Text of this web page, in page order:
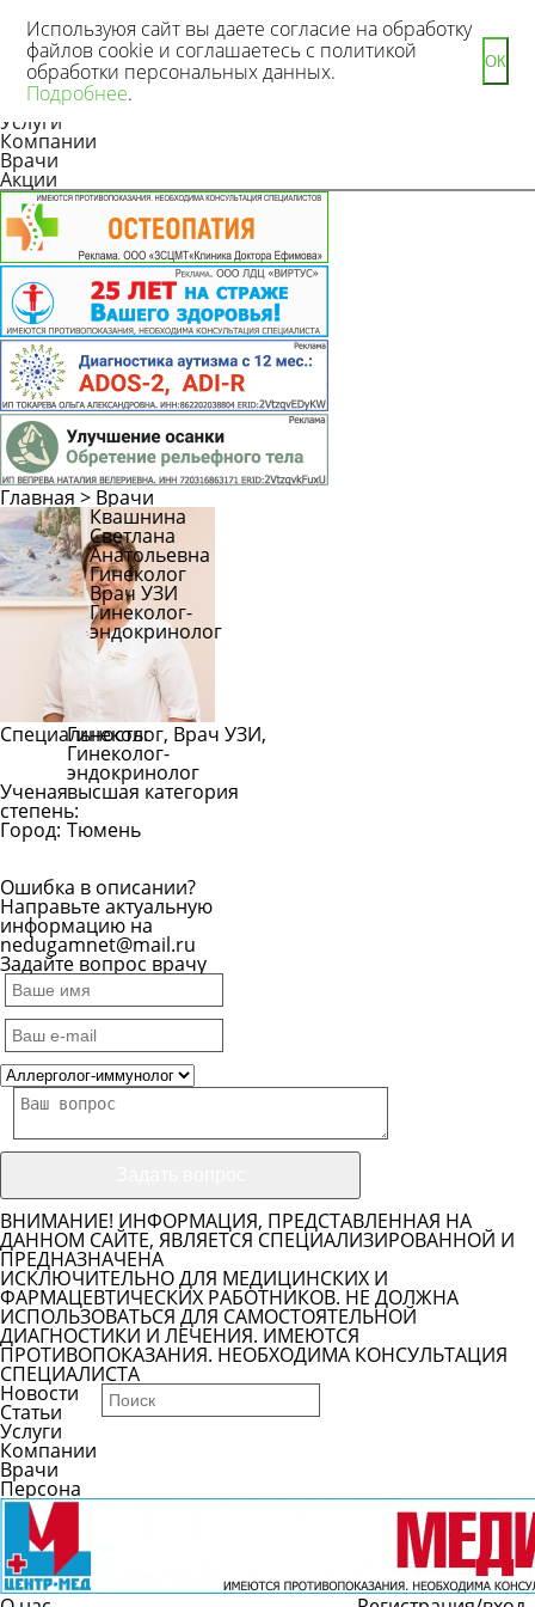
Новости
Статьи
Услуги
Компании
Врачи
Акции
Главная > Врачи
Квашнина
Светлана
Анатольевна
Гинеколог
Врач УЗИ
Гинеколог-
эндокринолог
Специальность:
Гинеколог, Врач УЗИ,
Гинеколог-
эндокринолог
Ученая
степень:
высшая категория
Город: Тюмень
Ошибка в описании?
Направьте актуальную
информацию на
nedugamnet@mail.ru
Задайте вопрос врачу
ВНИМАНИЕ! ИНФОРМАЦИЯ, ПРЕДСТАВЛЕННАЯ НА
ДАННОМ САЙТЕ, ЯВЛЯЕТСЯ СПЕЦИАЛИЗИРОВАННОЙ И
ПРЕДНАЗНАЧЕНА
ИСКЛЮЧИТЕЛЬНО ДЛЯ МЕДИЦИНСКИХ И
ФАРМАЦЕВТИЧЕСКИХ РАБОТНИКОВ. НЕ ДОЛЖНА
ИСПОЛЬЗОВАТЬСЯ ДЛЯ САМОСТОЯТЕЛЬНОЙ
ДИАГНОСТИКИ И ЛЕЧЕНИЯ. ИМЕЮТСЯ
ПРОТИВОПОКАЗАНИЯ. НЕОБХОДИМА КОНСУЛЬТАЦИЯ
СПЕЦИАЛИСТА
Новости
Статьи
Услуги
Компании
Врачи
Персона
Используюя сайт вы даете согласие на обработку
файлов cookie и соглашаетесь с политикой
обработки персональных данных.
Подробнее.
ОК